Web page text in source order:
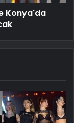
Konya'da